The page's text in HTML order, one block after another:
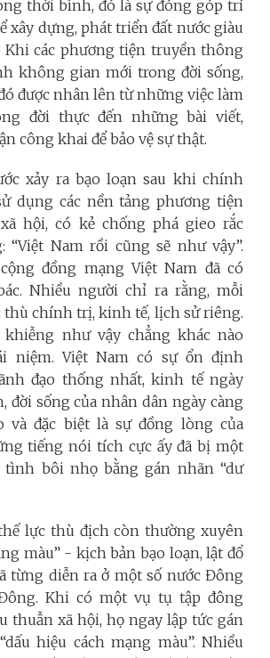
thời bình, đó là sự đóng góp trí
xây dựng, phát triển đất nước giàu
Khi các phương tiện truyền thông
không gian mới trong đời sống,
được nhân lên từ những việc làm
đời thực đến những bài viết,
công khai để bảo vệ sự thật.
xảy ra bạo loạn sau khi chính
dụng các nền tảng phương tiện
hội, có kẻ chống phá gieo rắc
“Việt Nam rồi cũng sẽ như vậy”.
đồng mạng Việt Nam đã có
Nhiều người chỉ ra rằng, mỗi
thù chính trị, kinh tế, lịch sử riêng.
khiễng như vậy chẳng khác nào
niệm. Việt Nam có sự ổn định
đạo thống nhất, kinh tế ngày
đời sống của nhân dân ngày càng
và đặc biệt là sự đồng lòng của
tiếng nói tích cực ấy đã bị một
tình bôi nhọ bằng gán nhãn “dư
lực thù địch còn thường xuyên
màu” - kịch bản bạo loạn, lật đổ
từng diễn ra ở một số nước Đông
Khi có một vụ tụ tập đông
thuẫn xã hội, họ ngay lập tức gán
hiệu cách mạng màu”. Nhiều